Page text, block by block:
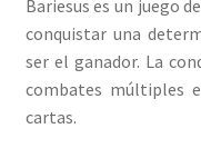
Bariesus es un juego
conquistar una
ser el ganador. La
combates múltiples
cartas.